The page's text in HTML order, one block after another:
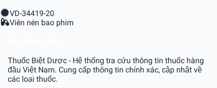
VD-34419-20
Viên nén bao phim
Thuốc Biệt Dược - Hệ thống tra cứu thông tin thuốc hàng
đầu Việt Nam. Cung cấp thông tin chính xác, cập nhật về
các loại thuốc.